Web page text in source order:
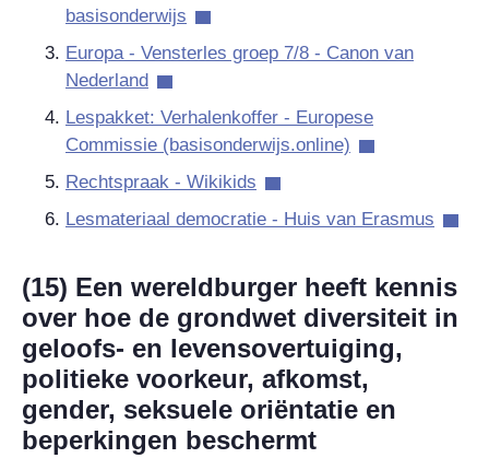
basisonderwijs
Europa - Vensterles groep 7/8 - Canon van
Nederland
Lespakket: Verhalenkoffer - Europese
Commissie (basisonderwijs.online)
Rechtspraak - Wikikids
Lesmateriaal democratie - Huis van Erasmus
(15) Een wereldburger heeft kennis
over hoe de grondwet diversiteit in
geloofs- en levensovertuiging,
politieke voorkeur, afkomst,
gender, seksuele oriëntatie en
beperkingen beschermt